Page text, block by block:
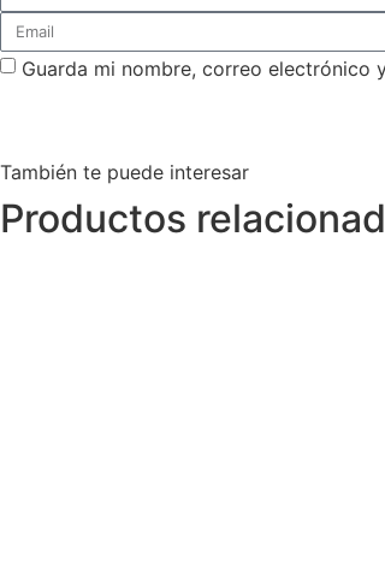
Guarda mi nombre, correo electrónico
También te puede interesar
Productos